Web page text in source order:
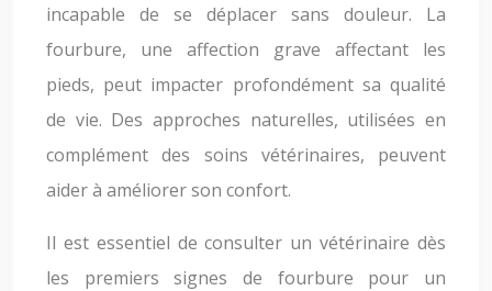
incapable de se déplacer sans douleur. La
fourbure, une affection grave affectant les
pieds, peut impacter profondément sa qualité
de vie. Des approches naturelles, utilisées en
complément des soins vétérinaires, peuvent
aider à améliorer son confort.
Il est essentiel de consulter un vétérinaire dès
les premiers signes de fourbure pour un